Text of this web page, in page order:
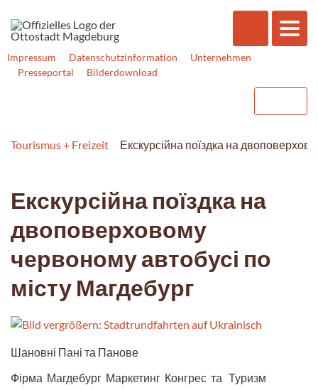
Impressum Datenschutzinformation
Unternehmen
Presseportal
Bilderdownload
Tourismus + Freizeit Екскурсійна поїздка на
Екскурсійна поїздка на
двоповерховому
червоному автобусі по
місту Магдебург
Шановні Пані та Панове
Фірма Магдебург Маркетинг Конгрес та Туризм